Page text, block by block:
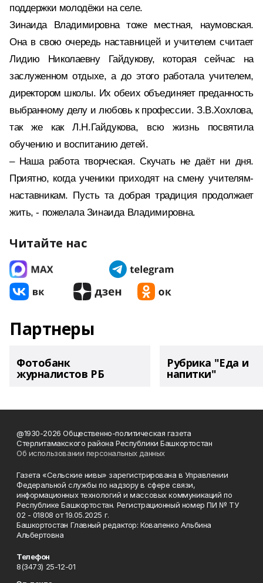
поддержки молодёжи на селе.
Зинаида Владимировна тоже местная, наумовская.
Она в свою очередь наставницей и учителем считает
Лидию Николаевну Гайдукову, которая сейчас на
заслуженном отдыхе, а до этого работала учителем,
директором школы. Их обеих объединяет преданность
выбранному делу и любовь к профессии. З.В.Хохлова,
так же как Л.Н.Гайдукова, всю жизнь посвятила
обучению и воспитанию детей.
– Наша работа творческая. Скучать не даёт ни дня.
Приятно, когда ученики приходят на смену учителям-
наставникам. Пусть та добрая традиция продолжает
жить, - пожелала Зинаида Владимировна.
Читайте нас
Партнеры
Фотобанк
журналистов РБ
Рубрика "Еда и
напитки"
@1930-2026 Общественно-политическая газета
Стерлитамакского района Республики Башкортостан
Об использовании персональных данных
Газета «Сельские нивы» зарегистрирована в Управлении
Федеральной службы по надзору в сфере связи,
информационных технологий и массовых коммуникаций по
Республике Башкортостан. Регистрационный номер ПИ № ТУ
02 - 01808 от 19.05.2025 г.
Башкортостан Главный редактор: Коваленко Альбина
Альбертовна
Телефон
8(3473) 25-12-01